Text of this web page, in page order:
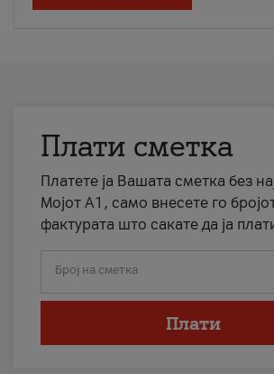
Плати сметка
Платете ја Вашата сметка без
Мојот А1, само внесете го
фактурата што сакате да ја
Број на сметка
Плати